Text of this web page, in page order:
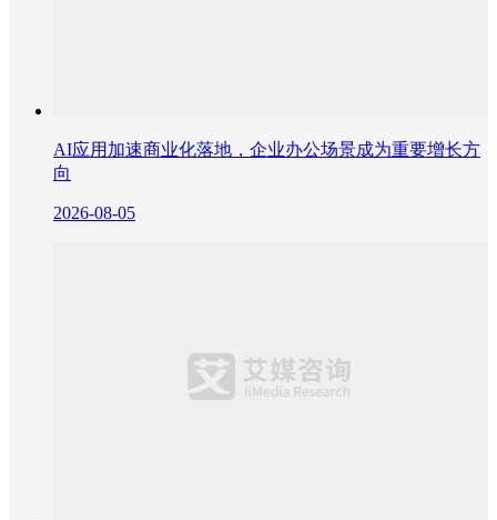
AI应用加速商业化落地，企业办公场景成为重要增长方
向
2026-08-05